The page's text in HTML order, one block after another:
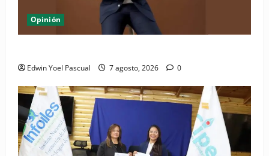
Opinión
Edwin Yoel Pascual 7 agosto, 2026 0